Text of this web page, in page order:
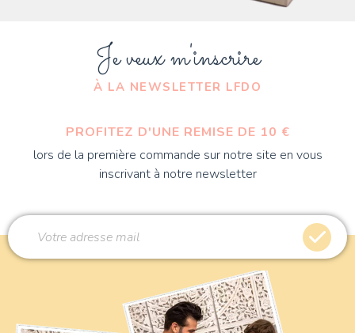
Je veux m'inscrire
À LA NEWSLETTER LFDO
PROFITEZ D'UNE REMISE DE 10 €
lors de la première commande sur notre site en vous
inscrivant à notre newsletter